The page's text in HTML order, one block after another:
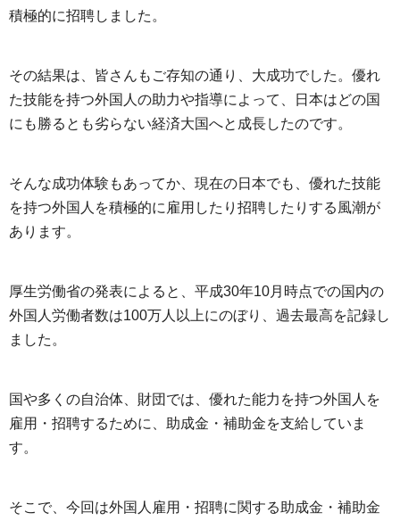
積極的に招聘しました。
その結果は、皆さんもご存知の通り、大成功でした。優れ
た技能を持つ外国人の助力や指導によって、日本はどの国
にも勝るとも劣らない経済大国へと成長したのです。
そんな成功体験もあってか、現在の日本でも、優れた技能
を持つ外国人を積極的に雇用したり招聘したりする風潮が
あります。
厚生労働省の発表によると、平成30年10月時点での国内の
外国人労働者数は100万人以上にのぼり、過去最高を記録し
ました。
国や多くの自治体、財団では、優れた能力を持つ外国人を
雇用・招聘するために、助成金・補助金を支給していま
す。
そこで、今回は外国人雇用・招聘に関する助成金・補助金